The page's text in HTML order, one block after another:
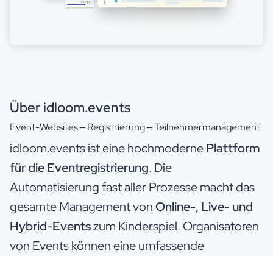
Über idloom.events
Event-Websites – Registrierung – Teilnehmermanagement
idloom.events ist eine hochmodernePlattform
für die Eventregistrierung. Die
Automatisierung fast aller Prozesse macht das
gesamte Management vonOnline-, Live- und
Hybrid-Eventszum Kinderspiel. Organisatoren
von Events können eine umfassende